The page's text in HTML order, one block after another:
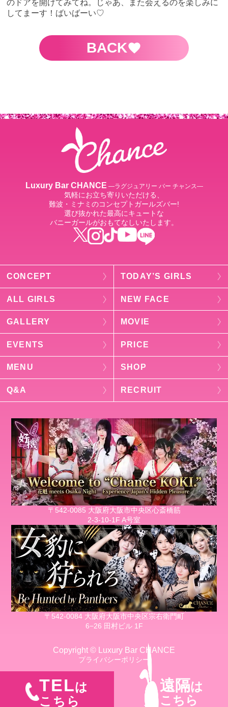
TELは
こちら
遠隔は
こちら
のドアを開けてみてね。じゃあ、また会えるのを楽しみに
してまーす！ばいばーい♡
BACK
Luxury Bar CHANCE ―ラグジュアリー バー チャンス―
気軽にお立ち寄りいただける、
難波・ミナミのコンセプトガールズバー!
選び抜かれた最高にキュートな
バニーガールがおもてなしいたします。
CONCEPT TODAY’S GIRLS
ALL GIRLS NEW FACE
GALLERY MOVIE
EVENTS PRICE
MENU SHOP
Q&A RECRUIT
〒542-0085 大阪府大阪市中央区心斎橋筋
2-3-10-1F A号室
〒542-0084 大阪府大阪市中央区宗右衛門町
6−26 田村ビル 1F
Copyright © Luxury Bar CHANCE
プライバシーポリシー